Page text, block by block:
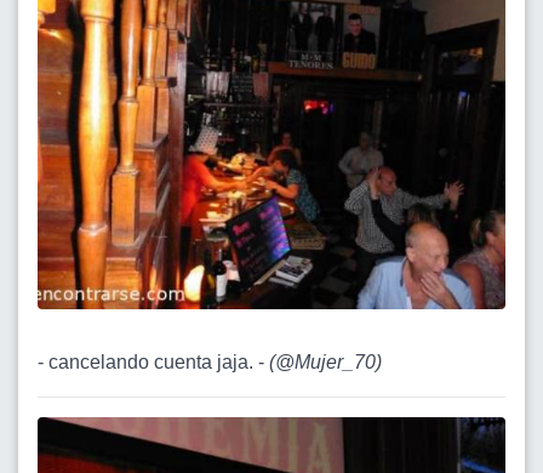
- cancelando cuenta jaja. - (@Mujer_70)